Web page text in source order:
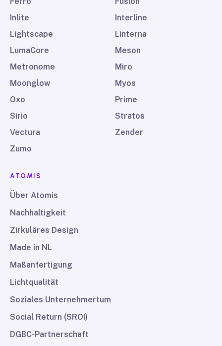
Inlite
Interline
Lightscape
Linterna
LumaCore
Meson
Metronome
Miro
Moonglow
Myos
Oxo
Prime
Sirio
Stratos
Vectura
Zender
Zumo
ATOMIS
Über Atomis
Nachhaltigkeit
Zirkuläres Design
Made in NL
Maßanfertigung
Lichtqualität
Soziales Unternehmertum
Social Return (SROI)
DGBC-Partnerschaft